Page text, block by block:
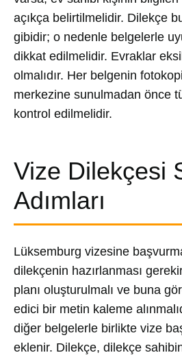
açıkça belirtilmelidir. Dilekçe
gibidir; o nedenle belgelerle
dikkat edilmelidir. Evraklar
olmalıdır. Her belgenin
merkezine sunulmadan önce
kontrol edilmelidir.
Vize Dilekçesi
Adımları
Lüksemburg vizesine
dilekçenin hazırlanması
planı oluşturulmalı ve buna
edici bir metin kaleme
diğer belgelerle birlikte vize
eklenir. Dilekçe, dilekçe